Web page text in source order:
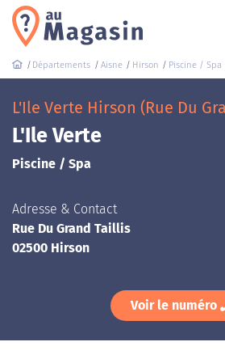
Départements Aisne Hirson Piscine / Spa
L'Ile Verte Hirson (Rue Du
L'Ile Verte
Piscine / Spa
Adresse & Contact
Rue Du Grand Taillis
02500 Hirson
Voir le numéro